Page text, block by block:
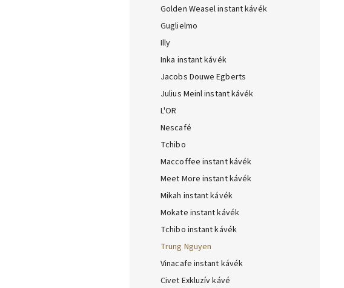
Golden Weasel instant kávék
Guglielmo
Illy
Inka instant kávék
Jacobs Douwe Egberts
Julius Meinl instant kávék
L'OR
Nescafé
Tchibo
Maccoffee instant kávék
Meet More instant kávék
Mikah instant kávék
Mokate instant kávék
Tchibo instant kávék
Trung Nguyen
Vinacafe instant kávék
Civet Exkluzív kávé